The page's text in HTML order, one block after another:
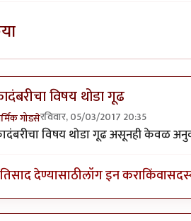
विषय थोडा गूढ
गोडसेरविवार, 05/03/2017 20:35
विषय थोडा गूढ असूनही केवळ
देण्यासाठीलॉग इन कराकिंवा